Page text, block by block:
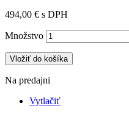
494,00 € s DPH
Množstvo
Vložiť do košíka
Na predajni
Vytlačiť